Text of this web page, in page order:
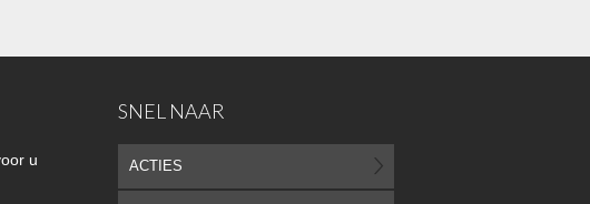
u
SNEL NAAR
ACTIES